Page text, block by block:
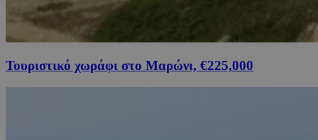
Τουριστικό χωράφι στο Μαρώνι, €225,000